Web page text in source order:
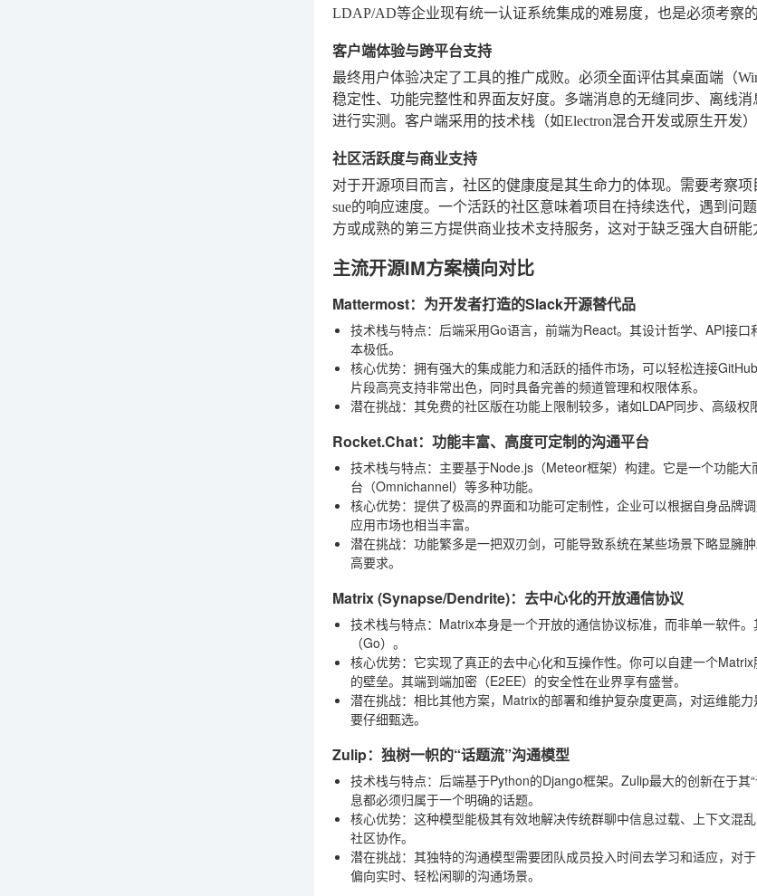
LDAP/AD等企业现有统一认证系统集成的难易度，也是必须考察的
客户端体验与跨平台支持
最终用户体验决定了工具的推广成败。必须全面评估其桌面端（
稳定性、功能完整性和界面友好度。多端消息的无缝同步、离线
进行实测。客户端采用的技术栈（如Electron混合开发或原生开发
社区活跃度与商业支持
对于开源项目而言，社区的健康度是其生命力的体现。需要考察
sue的响应速度。一个活跃的社区意味着项目在持续迭代，遇到问
方或成熟的第三方提供商业技术支持服务，这对于缺乏强大自研能
主流开源IM方案横向对比
Mattermost：为开发者打造的Slack开源替代品
技术栈与特点：后端采用Go语言，前端为React。其设计哲学、API接
本极低。
核心优势：拥有强大的集成能力和活跃的插件市场，可以轻松连接
片段高亮支持非常出色，同时具备完善的频道管理和权限体系。
潜在挑战：其免费的社区版在功能上限制较多，诸如LDAP同步、高级
Rocket.Chat：功能丰富、高度可定制的沟通平台
技术栈与特点：主要基于Node.js（Meteor框架）构建。它是一个功能
台（Omnichannel）等多种功能。
核心优势：提供了极高的界面和功能可定制性，企业可以根据自身品牌
应用市场也相当丰富。
潜在挑战：功能繁多是一把双刃剑，可能导致系统在某些场景下略显臃
高要求。
Matrix (Synapse/Dendrite)：去中心化的开放通信协议
技术栈与特点：Matrix本身是一个开放的通信协议标准，而非单一软件
（Go）。
核心优势：它实现了真正的去中心化和互操作性。你可以自建一个
的壁垒。其端到端加密（E2EE）的安全性在业界享有盛誉。
潜在挑战：相比其他方案，Matrix的部署和维护复杂度更高，对运维能
要仔细甄选。
Zulip：独树一帜的“话题流”沟通模型
技术栈与特点：后端基于Python的Django框架。Zulip最大的创新在于
息都必须归属于一个明确的话题。
核心优势：这种模型能极其有效地解决传统群聊中信息过载、上下文混
社区协作。
潜在挑战：其独特的沟通模型需要团队成员投入时间去学习和适应，对
偏向实时、轻松闲聊的沟通场景。